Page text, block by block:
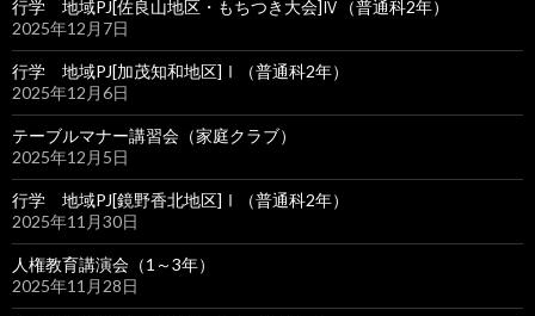
行学 地域PJ[佐良山地区・もちつき大会]Ⅳ（普通科2年）
2025年12月7日
行学 地域PJ[加茂知和地区]Ⅰ（普通科2年）
2025年12月6日
テーブルマナー講習会（家庭クラブ）
2025年12月5日
行学 地域PJ[鏡野香北地区]Ⅰ（普通科2年）
2025年11月30日
人権教育講演会（1～3年）
2025年11月28日